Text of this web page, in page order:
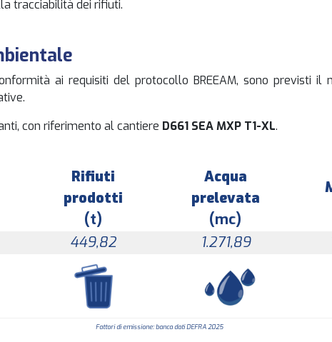
tracciabilità dei rifiuti.
ai requisiti del protocollo BREEAM, sono previsti
con riferimento al cantiere D661 SEA MXP T1-XL.
Rifiuti
prodotti
(t)
Acqua
prelevata
(mc)
449,82 1.271,89
Fattori di emissione: banca dati DEFRA 2025